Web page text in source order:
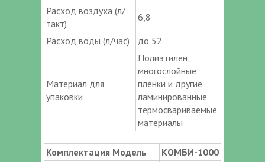
Расход воздуха (л/
такт)
6,8
Расход воды (л/час)
до 52
Материал для
упаковки
Полиэтилен,
многослойные
пленки и другие
ламинированные
термосвариваемые
материалы
Комплектация Модель
КОМБИ-1000